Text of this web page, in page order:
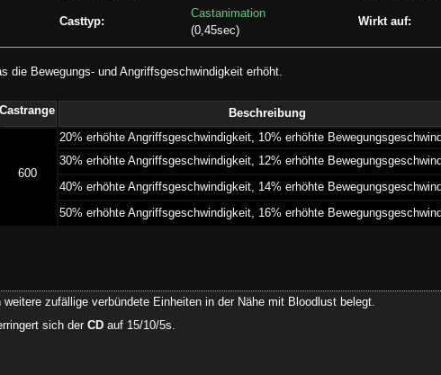
Casttyp:
Castanimation
(0,45sec)
Wirkt auf:
die Bewegungs- und Angriffsgeschwindigkeit erhöht.
Castrange
Beschreibung
600
­20% erhöhte Angriffsgeschwindigkeit, 10% erhöhte
­30% erhöhte Angriffsgeschwindigkeit, 12% erhöhte
­40% erhöhte Angriffsgeschwindigkeit, 14% erhöhte
­50% erhöhte Angriffsgeschwindigkeit, 16% erhöhte
zufällige verbündete Einheiten in der Nähe mit Bloodlust belegt.
sich der CDauf 15/10/5s.